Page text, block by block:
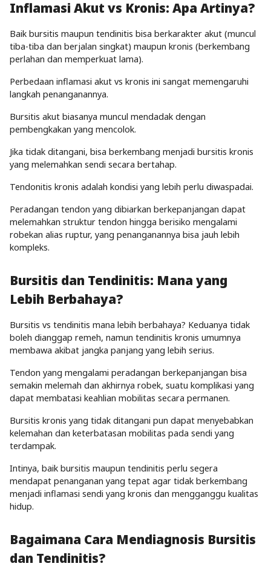
Inflamasi Akut vs Kronis: Apa Artinya?
Baik bursitis maupun tendinitis bisa berkarakter akut (muncul
tiba-tiba dan berjalan singkat) maupun kronis (berkembang
perlahan dan memperkuat lama).
Perbedaan inflamasi akut vs kronis ini sangat memengaruhi
langkah penanganannya.
Bursitis akut biasanya muncul mendadak dengan
pembengkakan yang mencolok.
Jika tidak ditangani, bisa berkembang menjadi bursitis kronis
yang melemahkan sendi secara bertahap.
Tendonitis kronis adalah kondisi yang lebih perlu diwaspadai.
Peradangan tendon yang dibiarkan berkepanjangan dapat
melemahkan struktur tendon hingga berisiko mengalami
robekan alias ruptur, yang penanganannya bisa jauh lebih
kompleks.
Bursitis dan Tendinitis: Mana yang
Lebih Berbahaya?
Bursitis vs tendinitis mana lebih berbahaya? Keduanya tidak
boleh dianggap remeh, namun tendinitis kronis umumnya
membawa akibat jangka panjang yang lebih serius.
Tendon yang mengalami peradangan berkepanjangan bisa
semakin melemah dan akhirnya robek, suatu komplikasi yang
dapat membatasi keahlian mobilitas secara permanen.
Bursitis kronis yang tidak ditangani pun dapat menyebabkan
kelemahan dan keterbatasan mobilitas pada sendi yang
terdampak.
Intinya, baik bursitis maupun tendinitis perlu segera
mendapat penanganan yang tepat agar tidak berkembang
menjadi inflamasi sendi yang kronis dan mengganggu kualitas
hidup.
Bagaimana Cara Mendiagnosis Bursitis
dan Tendinitis?